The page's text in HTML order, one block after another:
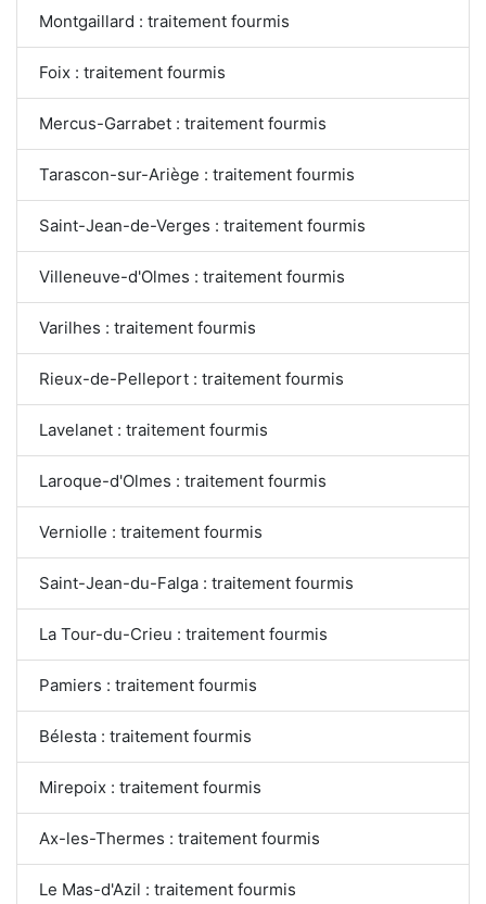
Montgaillard : traitement fourmis
Foix : traitement fourmis
Mercus-Garrabet : traitement fourmis
Tarascon-sur-Ariège : traitement fourmis
Saint-Jean-de-Verges : traitement fourmis
Villeneuve-d'Olmes : traitement fourmis
Varilhes : traitement fourmis
Rieux-de-Pelleport : traitement fourmis
Lavelanet : traitement fourmis
Laroque-d'Olmes : traitement fourmis
Verniolle : traitement fourmis
Saint-Jean-du-Falga : traitement fourmis
La Tour-du-Crieu : traitement fourmis
Pamiers : traitement fourmis
Bélesta : traitement fourmis
Mirepoix : traitement fourmis
Ax-les-Thermes : traitement fourmis
Le Mas-d'Azil : traitement fourmis